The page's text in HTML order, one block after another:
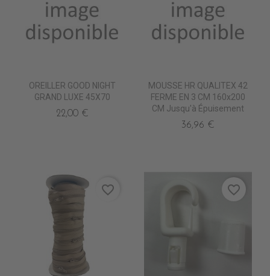
OREILLER GOOD NIGHT
GRAND LUXE 45X70
22,00 €
MOUSSE HR QUALITEX 42
FERME EN 3 CM 160x200
CM Jusqu'à Épuisement
36,96 €
favorite_border favorite_border